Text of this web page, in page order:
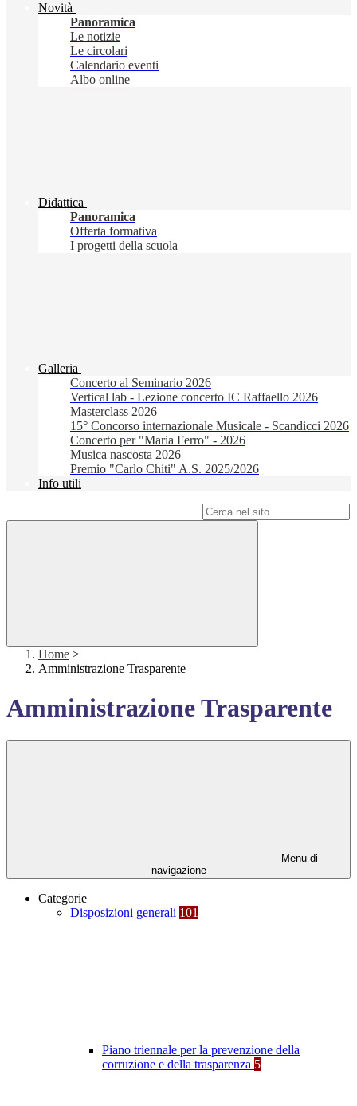
Novità
Panoramica
Le notizie
Le circolari
Calendario eventi
Albo online
Didattica
Panoramica
Offerta formativa
I progetti della scuola
Galleria
Concerto al Seminario 2026
Vertical lab - Lezione concerto IC Raffaello 2026
Masterclass 2026
15° Concorso internazionale Musicale - Scandicci 2026
Concerto per "Maria Ferro" - 2026
Musica nascosta 2026
Premio "Carlo Chiti" A.S. 2025/2026
Info utili
Home >
Amministrazione Trasparente
Amministrazione Trasparente
Menu di
navigazione
Categorie
Disposizioni generali 101
Piano triennale per la prevenzione della
corruzione e della trasparenza 5